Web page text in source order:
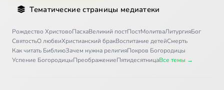
Тематические страницы медиатеки
Рождество ХристовоПасхаВеликий постПостМолитваЛитургияБог
СвятостьО любвиХристианский бракВоспитание детейСмерть
Как читать БиблиюЗачем нужна религияПокров Богородицы
Успение БогородицыПреображениеПятидесятницаВсе темы →